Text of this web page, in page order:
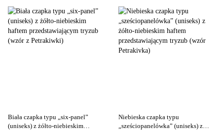
Biała czapka typu „six-panel”
(uniseks) z żółto-niebieskim
Niebieska czapka typu
„sześciopanelówka” (uniseks) z